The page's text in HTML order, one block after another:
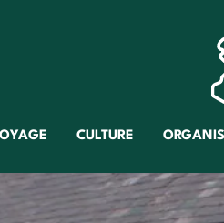
CULTURE